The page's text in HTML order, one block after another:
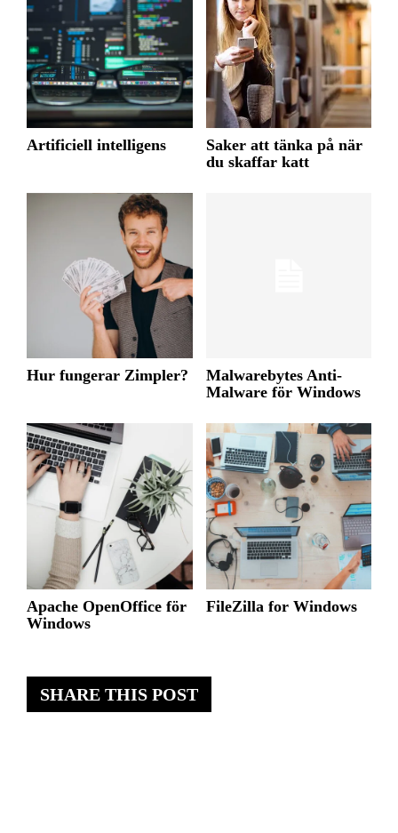
SHARE THIS POST
Artificiell intelligens
Saker att tänka på när
du skaffar katt
Hur fungerar Zimpler?
Malwarebytes Anti-
Malware för Windows
Apache OpenOffice för
Windows
FileZilla for Windows